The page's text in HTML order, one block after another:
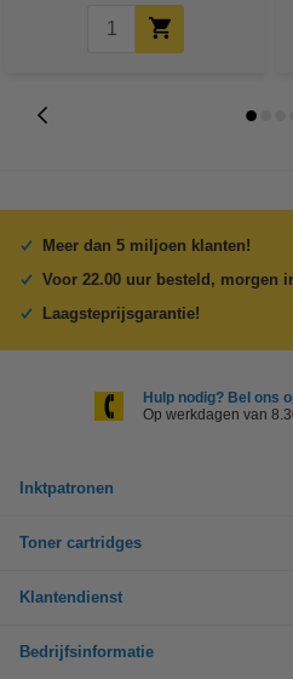
Meer dan 5 miljoen klanten!
Voor 22.00 uur besteld, morgen
Laagsteprijsgarantie!
Hulp nodig? Bel ons
Op werkdagen van
Inktpatronen
Toner cartridges
Klantendienst
Bedrijfsinformatie